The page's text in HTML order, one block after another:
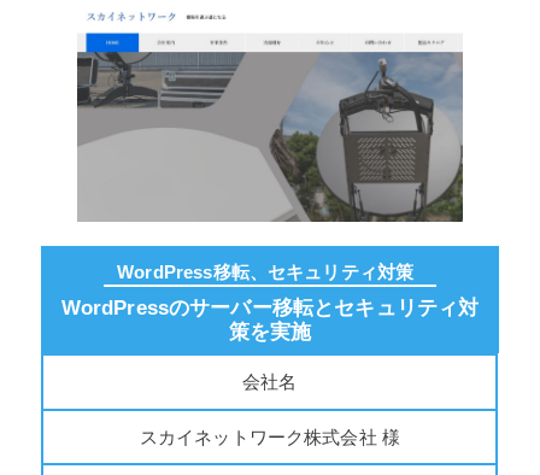
WordPress移転、セキュリティ対策
WordPressのサーバー移転とセキュリティ対
策を実施
会社名
スカイネットワーク株式会社 様